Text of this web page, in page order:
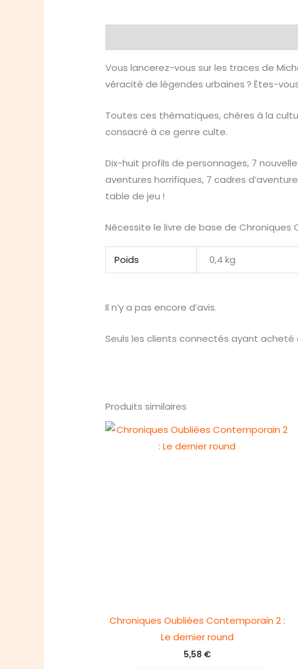
Vous lancerez-vous sur les traces de
véracité de légendes urbaines ? Êtes-
Toutes ces thématiques, chères à la
consacré à ce genre culte.
Dix-huit profils de personnages, 7
aventures horrifiques, 7 cadres
table de jeu !
Nécessite le livre de base de Chroniques
Poids 0,4 kg
Il n’y a pas encore d’avis.
Seuls les clients connectés ayant
Produits similaires
Chroniques Oubliées Contemporain 2 :
Le dernier round
5,58 €